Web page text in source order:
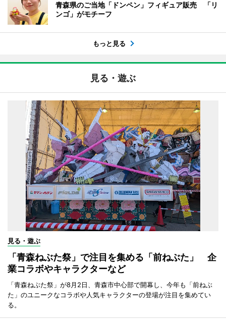
青森県のご当地「ドンペン」フィギュア販売 「リ
ンゴ」がモチーフ
もっと見る
見る・遊ぶ
見る・遊ぶ
「青森ねぶた祭」で注目を集める「前ねぶた」 企
業コラボやキャラクターなど
「青森ねぶた祭」が8月2日、青森市中心部で開幕し、今年も「前ねぶ
た」のユニークなコラボや人気キャラクターの登場が注目を集めてい
る。